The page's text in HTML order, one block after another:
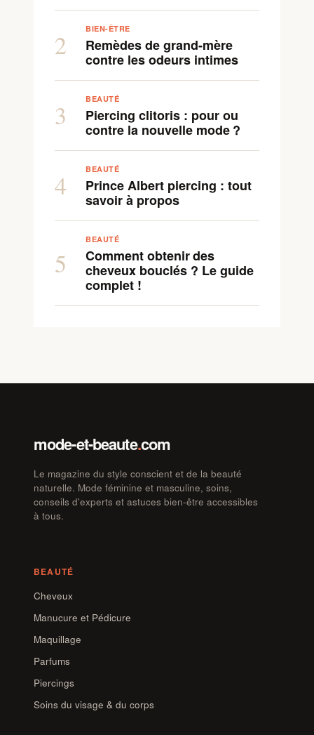
2
BIEN-ÊTRE
Remèdes de grand-mère
contre les odeurs intimes
3
BEAUTÉ
Piercing clitoris : pour ou
contre la nouvelle mode ?
4
BEAUTÉ
Prince Albert piercing : tout
savoir à propos
5
BEAUTÉ
Comment obtenir des
cheveux bouclés ? Le guide
complet !
mode-et-beaute.com
Le magazine du style conscient et de la beauté
naturelle. Mode féminine et masculine, soins,
conseils d'experts et astuces bien-être accessibles
à tous.
BEAUTÉ
Cheveux
Manucure et Pédicure
Maquillage
Parfums
Piercings
Soins du visage & du corps